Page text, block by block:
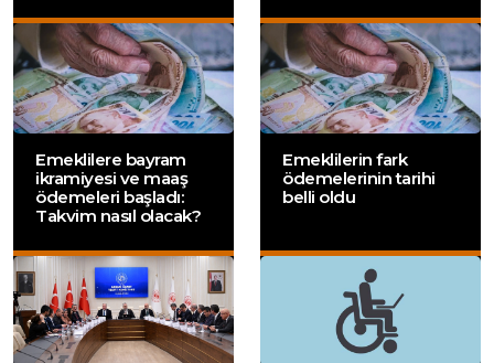
Emeklilere bayram
ikramiyesi ve maaş
ödemeleri başladı:
Takvim nasıl olacak?
Emeklilerin fark
ödemelerinin tarihi
belli oldu